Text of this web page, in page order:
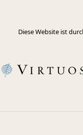
Diese Website ist